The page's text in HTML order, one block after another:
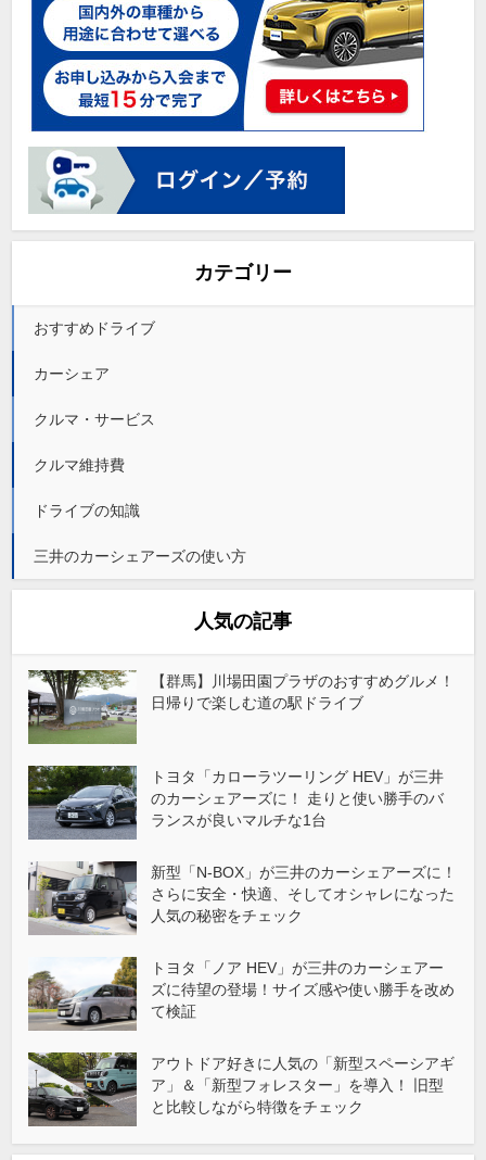
カテゴリー
おすすめドライブ
カーシェア
クルマ・サービス
クルマ維持費
ドライブの知識
三井のカーシェアーズの使い方
人気の記事
【群馬】川場田園プラザのおすすめグルメ！
日帰りで楽しむ道の駅ドライブ
トヨタ「カローラツーリング HEV」が三井
のカーシェアーズに！ 走りと使い勝手のバ
ランスが良いマルチな1台
新型「N-BOX」が三井のカーシェアーズに！
さらに安全・快適、そしてオシャレになった
人気の秘密をチェック
トヨタ「ノア HEV」が三井のカーシェアー
ズに待望の登場！サイズ感や使い勝手を改め
て検証
アウトドア好きに人気の「新型スペーシアギ
ア」＆「新型フォレスター」を導入！ 旧型
と比較しながら特徴をチェック